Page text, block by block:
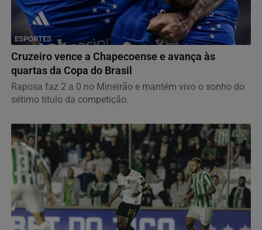
ESPORTES
Cruzeiro vence a Chapecoense e avança às
quartas da Copa do Brasil
Raposa faz 2 a 0 no Mineirão e mantém vivo o sonho do
sétimo título da competição.